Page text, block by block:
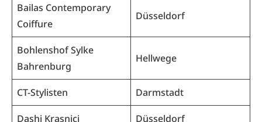
Bailas Contemporary
Coiffure
Düsseldorf
Bohlenshof Sylke
Bahrenburg
Hellwege
CT-Stylisten Darmstadt
Dashi Krasnici Düsseldorf